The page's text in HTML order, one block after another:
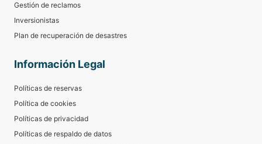
Gestión de reclamos
Inversionistas
Plan de recuperación de desastres
Información Legal
Políticas de reservas
Política de cookies
Políticas de privacidad
Políticas de respaldo de datos